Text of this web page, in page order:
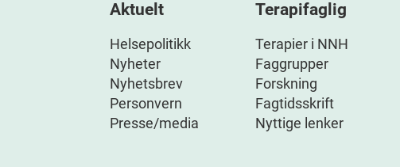
Aktuelt
Helsepolitikk
Nyheter
Nyhetsbrev
Personvern
Presse/media
Terapifaglig
Terapier i NNH
Faggrupper
Forskning
Fagtidsskrift
Nyttige lenker